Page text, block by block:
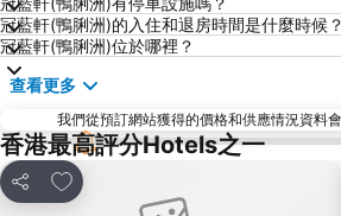
冠藍軒(鴨脷洲)的入住和退房時間是什麼時候？
冠藍軒(鴨脷洲)位於哪裡？
查看更多
我們從預訂網站獲得的價格和供應情況資料
香港最高評分Hotels之一
分享
放到收藏夾